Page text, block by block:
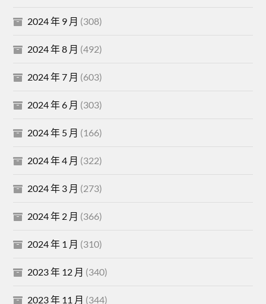
2024 年 9 月 (308)
2024 年 8 月 (492)
2024 年 7 月 (603)
2024 年 6 月 (303)
2024 年 5 月 (166)
2024 年 4 月 (322)
2024 年 3 月 (273)
2024 年 2 月 (366)
2024 年 1 月 (310)
2023 年 12 月 (340)
2023 年 11 月 (344)